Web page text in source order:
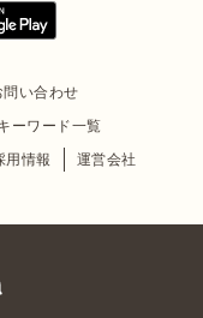
問い合わせ
ーワード一覧
用情報 運営会社